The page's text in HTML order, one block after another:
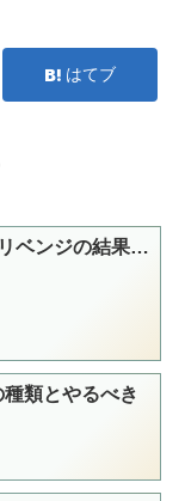
はてブ
ベンジの結果…
類とやるべき